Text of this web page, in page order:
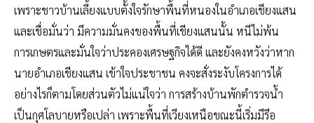
เพราะชาวบ้านเลี้ยงแบบตั้งใจรักษาพื้นที่หนองในอำเภอเชียงแสน
และเชื่อมั่นว่า มีความมั่นคงของพื้นที่เชียงแสนนั้น หนีไม่พ้น
การเกษตรและมั่นใจว่าประคองเศรษฐกิจได้ดี และยังคงหวังว่าหาก
นายอำเภอเชียงแสน เข้าใจประชาชน คงจะสั่งระงับโครงการได้
อย่างไรก็ตามโดยส่วนตัวไม่แน่ใจว่า การสร้างบ้านพักตำรวจน้ำ
เป็นกุศโลบายหรือเปล่า เพราะพื้นที่เวียงเหนือขณะนี้เริ่มมีรีอ